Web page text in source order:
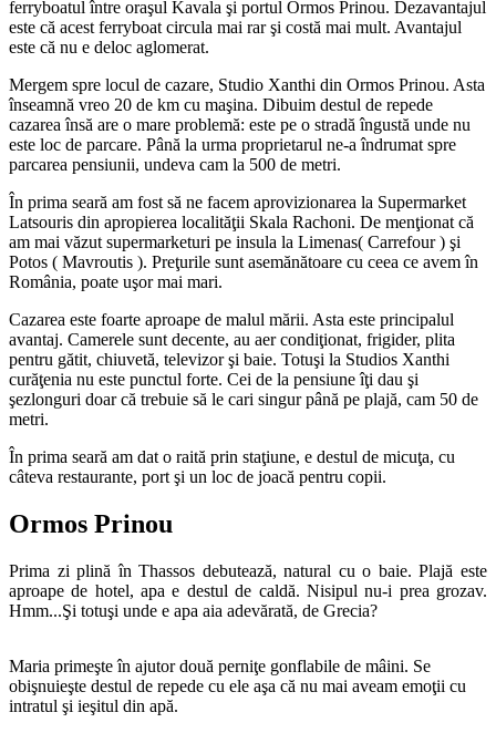
ferryboatul între oraşul Kavala şi portul Ormos Prinou. Dezavantajul
este că acest ferryboat circula mai rar şi costă mai mult. Avantajul
este că nu e deloc aglomerat.
Mergem spre locul de cazare, Studio Xanthi din Ormos Prinou. Asta
înseamnă vreo 20 de km cu maşina. Dibuim destul de repede
cazarea însă are o mare problemă: este pe o stradă îngustă unde nu
este loc de parcare. Până la urma proprietarul ne-a îndrumat spre
parcarea pensiunii, undeva cam la 500 de metri.
În prima seară am fost să ne facem aprovizionarea la Supermarket
Latsouris din apropierea localităţii Skala Rachoni. De menţionat că
am mai văzut supermarketuri pe insula la Limenas( Carrefour ) şi
Potos ( Mavroutis ). Preţurile sunt asemănătoare cu ceea ce avem în
România, poate uşor mai mari.
Cazarea este foarte aproape de malul mării. Asta este principalul
avantaj. Camerele sunt decente, au aer condiţionat, frigider, plita
pentru gătit, chiuvetă, televizor şi baie. Totuşi la Studios Xanthi
curăţenia nu este punctul forte. Cei de la pensiune îţi dau şi
şezlonguri doar că trebuie să le cari singur până pe plajă, cam 50 de
metri.
În prima seară am dat o raită prin staţiune, e destul de micuţa, cu
câteva restaurante, port şi un loc de joacă pentru copii.
Ormos Prinou
Prima zi plină în Thassos debutează, natural cu o baie. Plajă este
aproape de hotel, apa e destul de caldă. Nisipul nu-i prea grozav.
Hmm...Şi totuşi unde e apa aia adevărată, de Grecia?
Maria primeşte în ajutor două perniţe gonflabile de mâini. Se
obişnuieşte destul de repede cu ele aşa că nu mai aveam emoţii cu
intratul şi ieşitul din apă.